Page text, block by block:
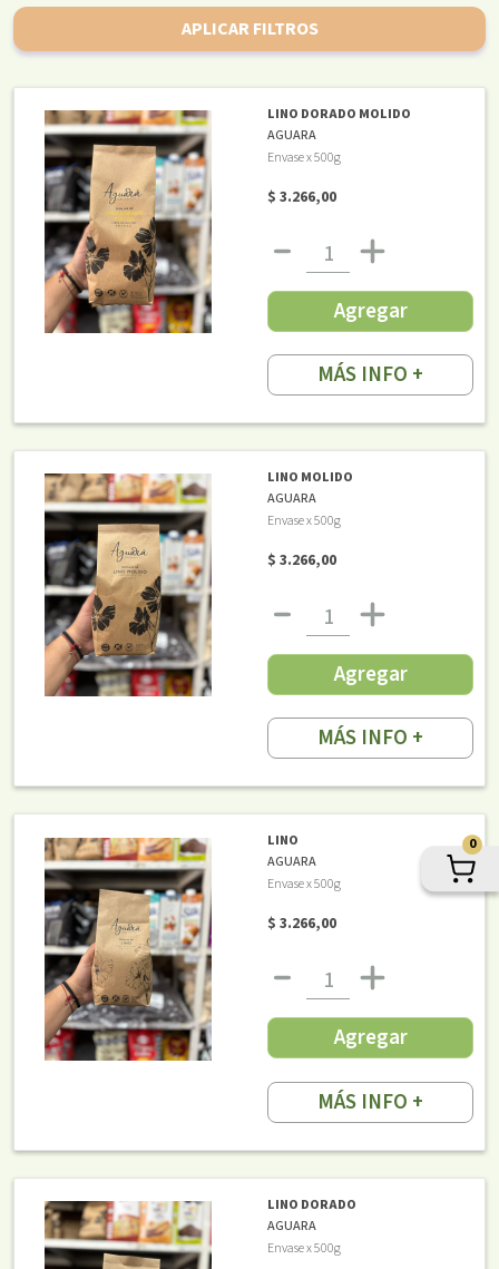
APLICAR FILTROS
LINO DORADO MOLIDO
AGUARA
Envase x 500g
$ 3.266,00
Agregar
MÁS INFO +
LINO MOLIDO
AGUARA
Envase x 500g
$ 3.266,00
Agregar
MÁS INFO +
LINO
AGUARA
Envase x 500g
$ 3.266,00
Agregar
MÁS INFO +
LINO DORADO
AGUARA
Envase x 500g
0